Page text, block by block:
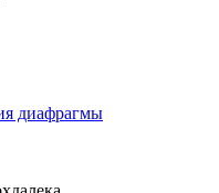
диафрагмы